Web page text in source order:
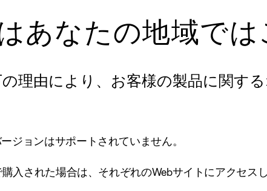
あなたの地域で
理由により、お客様の製品に関す
ジョンはサポートされていません。
入された場合は、それぞれのWebサイトにアクセ